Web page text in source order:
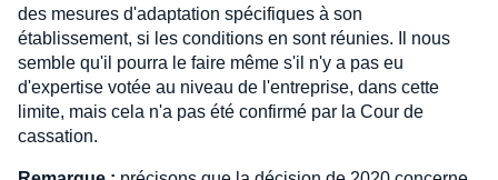
des mesures d'adaptation spécifiques à son
établissement, si les conditions en sont réunies. Il nous
semble qu'il pourra le faire même s'il n'y a pas eu
d'expertise votée au niveau de l'entreprise, dans cette
limite, mais cela n'a pas été confirmé par la Cour de
cassation.